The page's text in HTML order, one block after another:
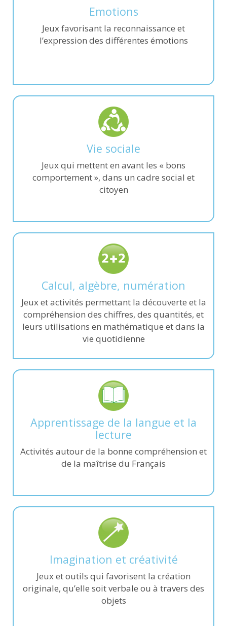
Emotions
Jeux favorisant la reconnaissance et
l’expression des différentes émotions
Vie sociale
Jeux qui mettent en avant les « bons
comportement », dans un cadre social et
citoyen
Calcul, algèbre, numération
Jeux et activités permettant la découverte et la
compréhension des chiffres, des quantités, et
leurs utilisations en mathématique et dans la
vie quotidienne
Apprentissage de la langue et la
lecture
Activités autour de la bonne compréhension et
de la maîtrise du Français
Imagination et créativité
Jeux et outils qui favorisent la création
originale, qu’elle soit verbale ou à travers des
objets